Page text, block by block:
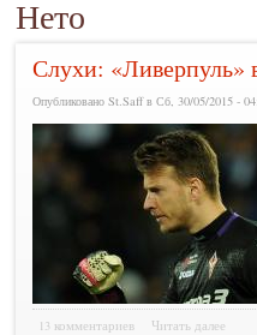
Нето
Слухи: «Ливерпуль»
Опубликовано St.Saff в Сб, 30/05/2015 -
13 комментариев Читать далее